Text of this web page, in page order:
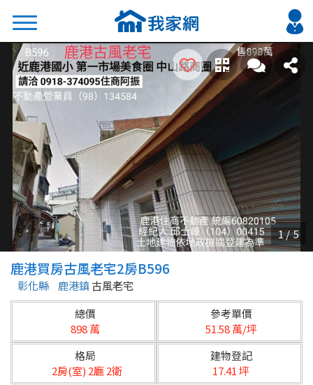
搜尋
熱門關鍵字
2026 台北降價好屋限量釋出
2026 新北降價好屋限量釋出
2026 台中降價好屋限量釋出
2026 台南降價好屋限量釋出
2026 高雄降價好屋限量釋出
縣市
不限
台北市
基隆市
新北市
區域
鹿港買房古風老宅2房B596
彰化縣 鹿港鎮古風老宅
總價
898 萬
參考單價
51.58 萬/坪
格局
2房(室) 2廳 2衛
建物登記
17.41 坪